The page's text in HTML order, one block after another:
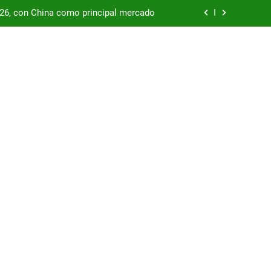
con China como principal mercado
con China como principal mercado
enfrentar una segunda oleada de
supera los USD 100.000 millones